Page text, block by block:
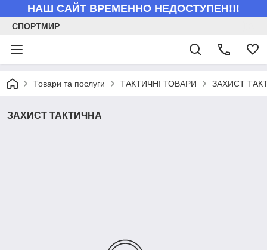
НАШ САЙТ ВРЕМЕННО НЕДОСТУПЕН!!!
СПОРТМИР
Товари та послуги ТАКТИЧНІ ТОВАРИ ЗАХИСТ
ЗАХИСТ ТАКТИЧНА